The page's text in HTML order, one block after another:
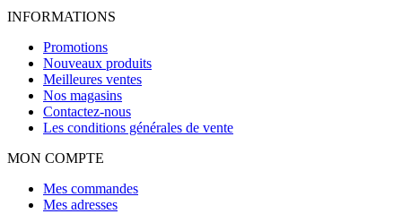
INFORMATIONS
Promotions
Nouveaux produits
Meilleures ventes
Nos magasins
Contactez-nous
Les conditions générales de vente
MON COMPTE
Mes commandes
Mes adresses